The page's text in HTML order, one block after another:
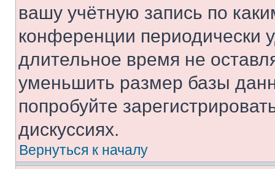
вашу учётную запись по
конференции периодически
длительное время не
уменьшить размер базы
попробуйте
дискуссиях.
Вернуться к началу